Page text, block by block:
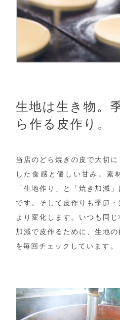
生地は生き物。
ら作る皮作り。
当店のどら焼きの皮で大切
した食感と優しい甘み。素
「生地作り」と「焼き加減
です。そして皮作りも季節
より変化します。いつも同
加減で皮作るために、生地
を毎回チェックしています。